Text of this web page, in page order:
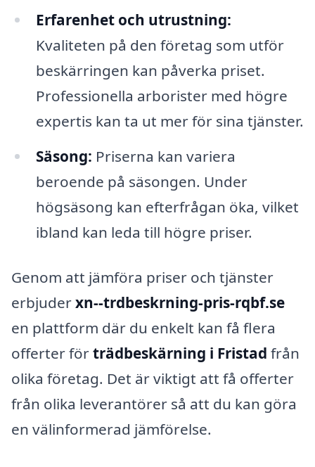
Erfarenhet och utrustning:
Kvaliteten på den företag som utför
beskärringen kan påverka priset.
Professionella arborister med högre
expertis kan ta ut mer för sina tjänster.
Säsong: Priserna kan variera
beroende på säsongen. Under
högsäsong kan efterfrågan öka, vilket
ibland kan leda till högre priser.
Genom att jämföra priser och tjänster
erbjuderxn--trdbeskrning-pris-rqbf.se
en plattform där du enkelt kan få flera
offerter förträdbeskärning i Fristad från
olika företag. Det är viktigt att få offerter
från olika leverantörer så att du kan göra
en välinformerad jämförelse.